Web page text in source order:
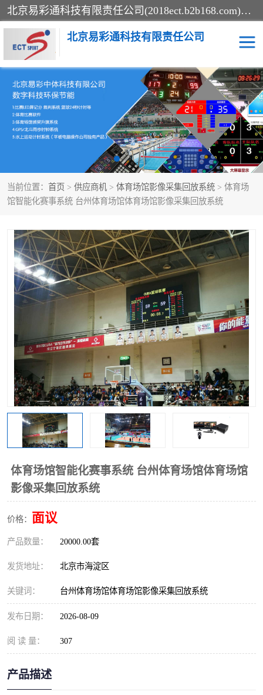
北京易彩通科技有限责任公司(2018ect.b2b168.com)主要提供陕西计时记分系统，全国统一热线：15611947915.北京易彩通科技有限责任公司有一支长期从事智能控制系统研发的高素质的队伍，具有嵌入式系统，视频系统、通信系统、网络系统，体育计时系统的知识和技能。强力打造体育比赛计时计分系统、智能升降旗系统、标准时钟系统、赛事编排及信息发布系统，为用户提供较新的，较廉价的，应用解决方案。
北京易彩通科技有限责任公司
当前位置： 首页 > 供应商机 > 体育场馆影像采集回放系统 > 体育场
馆智能化赛事系统 台州体育场馆体育场馆影像采集回放系统
体育场馆智能化赛事系统 台州体育场馆体育场馆
影像采集回放系统
价格： 面议
产品数量： 20000.00套
发货地址： 北京市海淀区
关键词： 台州体育场馆体育场馆影像采集回放系统
发布日期： 2026-08-09
阅 读 量： 307
产品描述
记分系统 游泳计时系统
智能颁奖旗系统 GPS同步时钟系统
计时计分及成绩处理系统 计时记分系统
体育场馆影像采集回放系 游泳馆水下摄影采集救生